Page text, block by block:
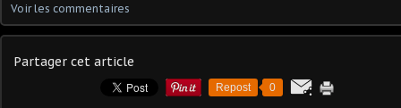
Voir les commentaires
Partager cet article
Repost 0